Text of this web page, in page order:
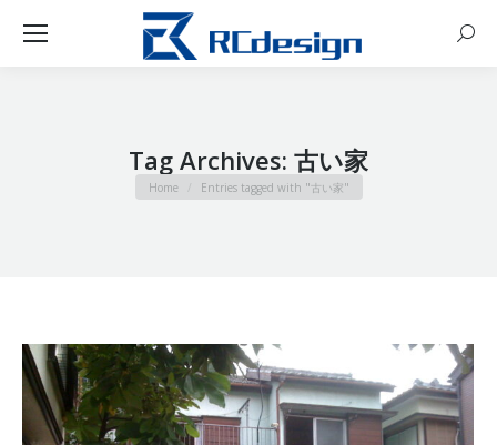
Tag Archives: 古い家
You are here:
Home Entries tagged with "古い家"